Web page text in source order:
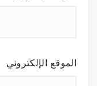
الموقع الإلكتروني